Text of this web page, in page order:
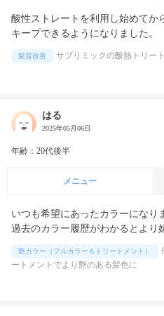
酸性ストレートを利用し始めてか
キープできるようになりました。
髪質改善 サブリミックの酸熱トリー
はる
2025年05月06日
年齢：20代後半
メニュー
いつも希望にあったカラーになり
過去のカラー履歴がわかるとより
艶カラー（フルカラー＆トリートメント）
ートメントでより艶のある髪色に